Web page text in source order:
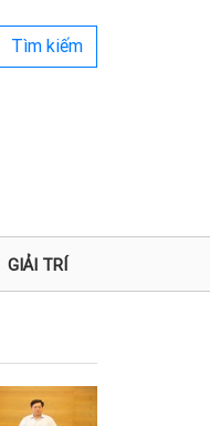
Tìm kiếm
GIẢI TRÍ